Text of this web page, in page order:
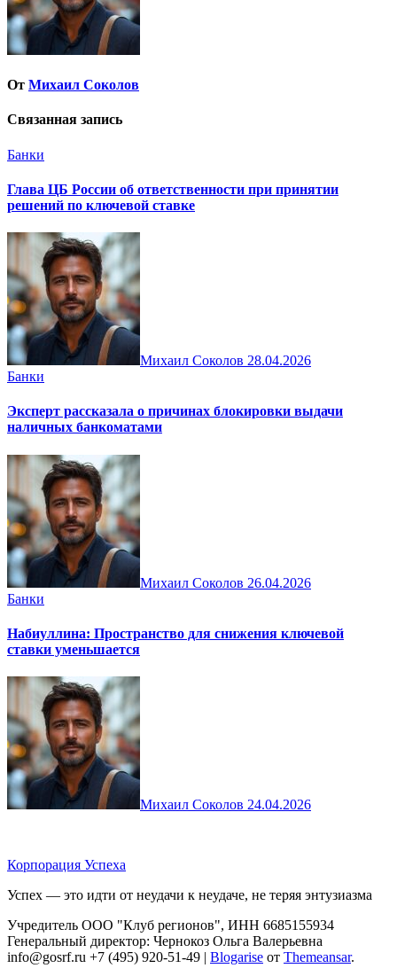
От Михаил Соколов
Связанная запись
Банки
Глава ЦБ России об ответственности при принятии
решений по ключевой ставке
Михаил Соколов 28.04.2026
Банки
Эксперт рассказала о причинах блокировки выдачи
наличных банкоматами
Михаил Соколов 26.04.2026
Банки
Набиуллина: Пространство для снижения ключевой
ставки уменьшается
Михаил Соколов 24.04.2026
Корпорация Успеха
Успех — это идти от неудачи к неудаче, не теряя энтузиазма
Учредитель ООО "Клуб регионов", ИНН 6685155934
Генеральный директор: Чернокоз Ольга Валерьевна
info@gosrf.ru +7 (495) 920-51-49 | Blogarise от Themeansar.